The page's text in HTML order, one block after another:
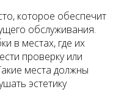
которое обеспечит
обслуживания.
в местах, где их
проверку или
места должны
эстетику